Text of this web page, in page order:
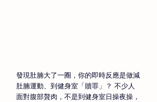
發現肚腩大了一圈，你的即時反應是做減
肚腩運動、到健身室「贖罪」？ 不少人
面對腹部贅肉，不是到健身室日操夜操，